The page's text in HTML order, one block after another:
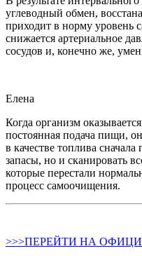
углеводный обмен,
приходит в норму уровень
снижается артериальное
сосудов и, конечно же,
Елена
Когда организм
постоянная подача пищи,
в качестве топлива
запасы, но и сканировать
которые перестали
процесс самоочищения.
>>>ПЕРЕЙТИ НА